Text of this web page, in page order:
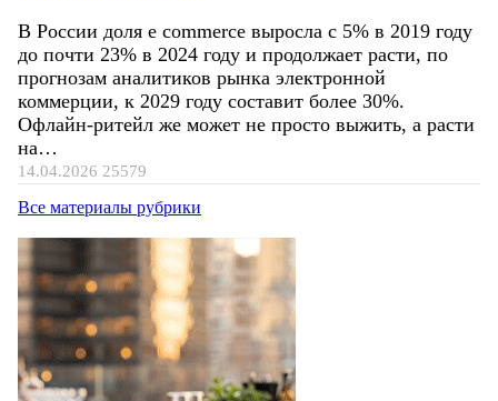
В России доля e commerce выросла с 5% в 2019 году
до почти 23% в 2024 году и продолжает расти, по
прогнозам аналитиков рынка электронной
коммерции, к 2029 году составит более 30%.
Офлайн-ритейл же может не просто выжить, а расти
на…
14.04.2026 25579
Все материалы рубрики